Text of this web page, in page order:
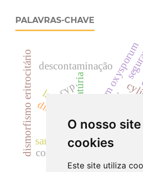
O nosso
cookies
Este site utiliza
PALAVRAS-CHAVE
dicksonia sellowiana
fusarium oxysporum
cilindrúria.
dismorfismo eritrocitário hematúria
descontaminação
landrace
samambaia
coliformes
cyp